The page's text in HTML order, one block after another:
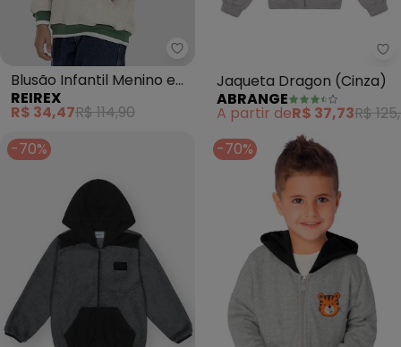
Reirex - Blusão Infantil Menino
Blusão Infantil Menino em
Moletom com Retilínea
(Mescla)
REIREX
R$ 34,47R$ 114,90
Jaqueta Dragon (Cinza)
ABRANGE
A partir deR$ 37,73R$
-70%
-70%